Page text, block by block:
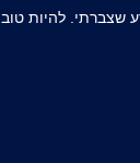
להיות טוב